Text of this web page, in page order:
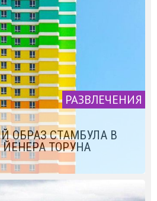
РАЗВЛЕЧЕНИЯ
ОБРАЗ СТАМБУЛА В
ТОРУНА